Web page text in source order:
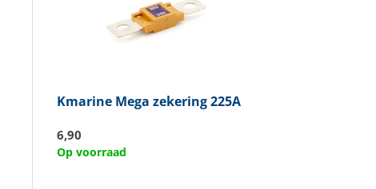
KmarineMega zekering 225A
6,90
Op voorraad